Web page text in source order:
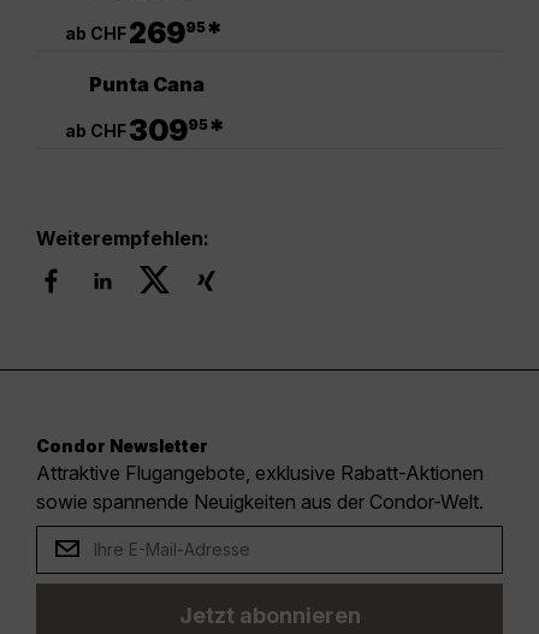
ab CHF26995*
Punta Cana
ab CHF30995*
Weiterempfehlen:
Condor Newsletter
Attraktive Flugangebote, exklusive Rabatt-Aktionen
sowie spannende Neuigkeiten aus der Condor-Welt.
Jetzt abonnieren